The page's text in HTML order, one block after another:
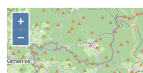
Kalvárie
Křížová cesta Římov – XXII. kaple – Šimon
Cyrénský pomáhá Ježíši nést kříž
Křížová cesta Římov – XXI. kaple –
Popravní brána